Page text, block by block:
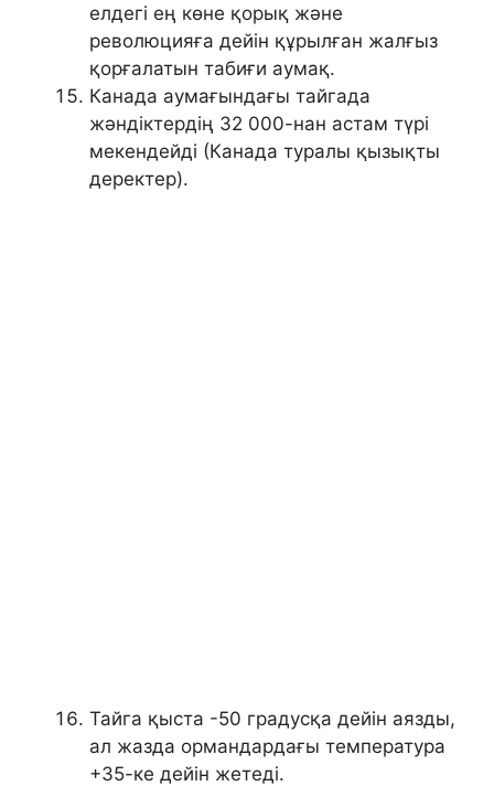
елдегі ең көне қорық және
революцияға дейін құрылған жалғыз
қорғалатын табиғи аумақ.
Канада аумағындағы тайгада
жәндіктердің 32 000-нан астам түрі
мекендейді (Канада туралы қызықты
деректер).
Тайга қыста -50 градусқа дейін аязды,
ал жазда ормандардағы температура
+35-ке дейін жетеді.